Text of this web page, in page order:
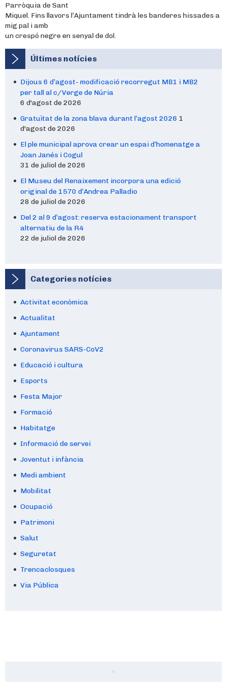
Parròquia de Sant
Miquel. Fins llavors l’Ajuntament tindrà les banderes hissades a
mig pal i amb
un crespó negre en senyal de dol.
Últimes notícies
Dijous 6 d’agost- modificació recorregut MB1 i MB2
per tall al c/Verge de Núria
6 d'agost de 2026
Gratuïtat de la zona blava durant l’agost 2026 1
d'agost de 2026
El ple municipal aprova crear un espai d’homenatge a
Joan Janés i Cogul
31 de juliol de 2026
El Museu del Renaixement incorpora una edició
original de 1570 d’Andrea Palladio
28 de juliol de 2026
Del 2 al 9 d’agost: reserva estacionament transport
alternatiu de la R4
22 de juliol de 2026
Categories notícies
Activitat econòmica
Actualitat
Ajuntament
Coronavirus SARS-CoV2
Educació i cultura
Esports
Festa Major
Formació
Habitatge
Informació de servei
Joventut i infància
Medi ambient
Mobilitat
Ocupació
Patrimoni
Salut
Seguretat
Trencaclosques
Via Pública